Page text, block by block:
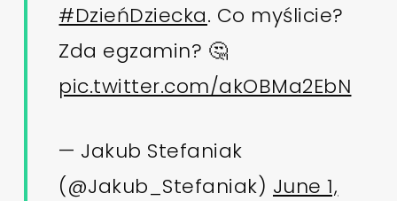
#DzieńDziecka. Co myślicie?
Zda egzamin? 🤔
pic.twitter.com/akOBMa2EbN
— Jakub Stefaniak
(@Jakub_Stefaniak) June 1,